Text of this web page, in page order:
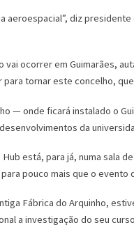
aeroespacial”, diz
ocorrer em Guimarães,
tornar este concelho,
— onde ficará instalado o
da
está, para já, numa sala
pouco mais que o evento
Fábrica do Arquinho,
a investigação do seu